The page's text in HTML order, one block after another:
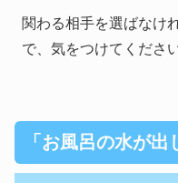
関わる相手を選ばなけ
で、気をつけてください
「お風呂の水が